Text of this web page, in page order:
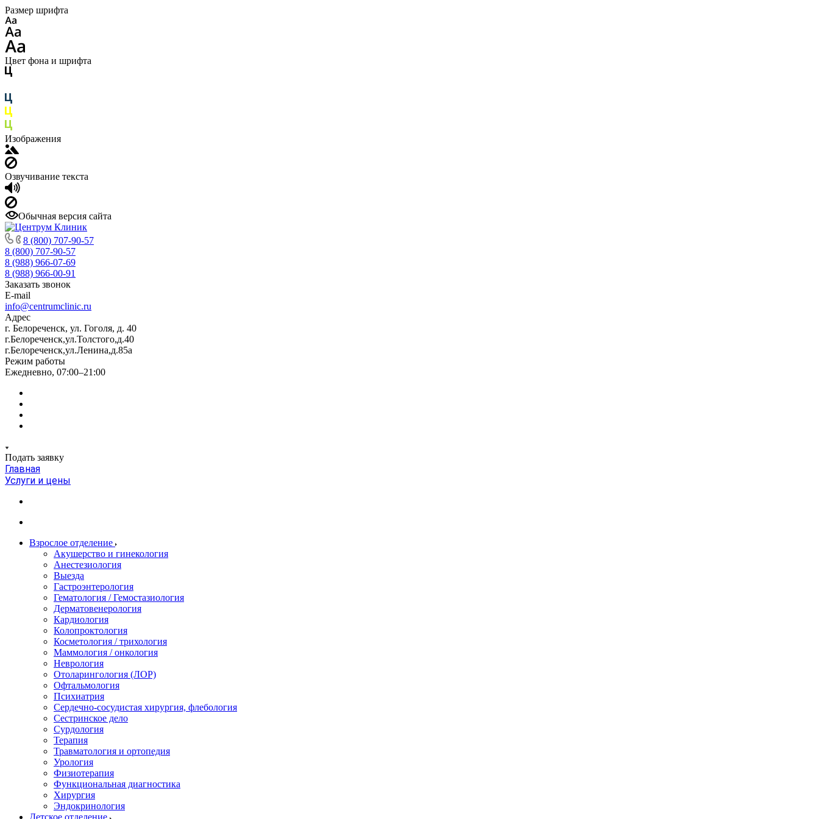
Размер шрифта
Цвет фона и шрифта
Изображения
Озвучивание текста
Обычная версия сайта
8 (800) 707-90-57
8 (800) 707-90-57
8 (988) 966-07-69
8 (988) 966-00-91
Заказать звонок
E-mail
info@centrumclinic.ru
Адрес
г. Белореченск, ул. Гоголя, д. 40
г.Белореченск,ул.Толстого,д.40
г.Белореченск,ул.Ленина,д.85а
Режим работы
Ежедневно, 07:00–21:00
Подать заявку
Главная
Услуги и цены
Взрослое отделение
Акушерство и гинекология
Анестезиология
Выезда
Гастроэнтерология
Гематология / Гемостазиология
Дерматовенерология
Кардиология
Колопроктология
Косметология / трихология
Маммология / онкология
Неврология
Отоларингология (ЛОР)
Офтальмология
Психиатрия
Сердечно-сосудистая хирургия, флебология
Сестринское дело
Сурдология
Терапия
Травматология и ортопедия
Урология
Физиотерапия
Функциональная диагностика
Хирургия
Эндокринология
Детское отделение